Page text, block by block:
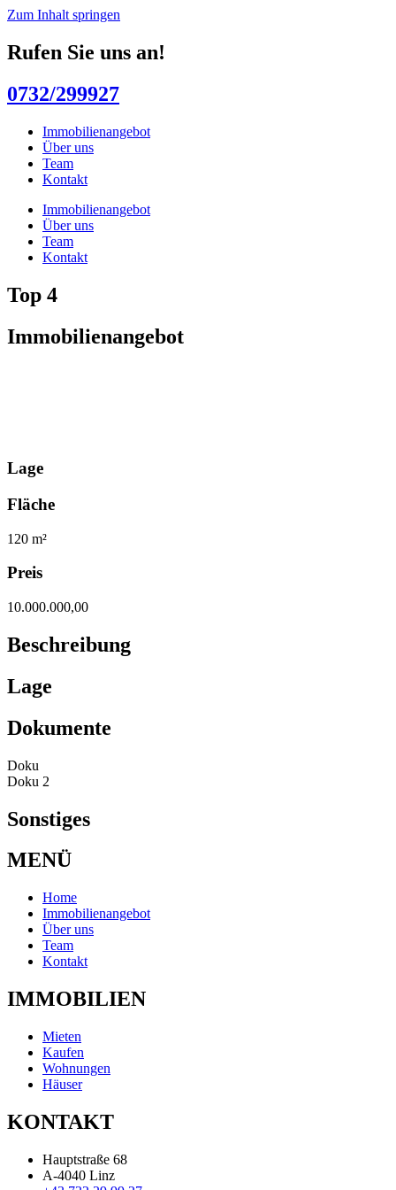
Zum Inhalt springen
Rufen Sie uns an!
0732/299927
Immobilienangebot
Über uns
Team
Kontakt
Immobilienangebot
Über uns
Team
Kontakt
Top 4
Immobilienangebot
Lage
Fläche
120 m²
Preis
10.000.000,00
Beschreibung
Lage
Dokumente
Doku
Doku 2
Sonstiges
MENÜ
Home
Immobilienangebot
Über uns
Team
Kontakt
IMMOBILIEN
Mieten
Kaufen
Wohnungen
Häuser
KONTAKT
Hauptstraße 68
A-4040 Linz